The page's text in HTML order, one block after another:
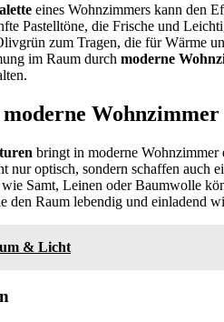
eines Wohnzimmers kann den
Pastelltöne, die Frische und
zum Tragen, die für Wärme
im Raum durch moderne
Wohnzimmer
bringt in moderne Wohnzimmer
optisch, sondern schaffen auch
Samt, Leinen oder Baumwolle
den Raum lebendig und einladend
& Licht